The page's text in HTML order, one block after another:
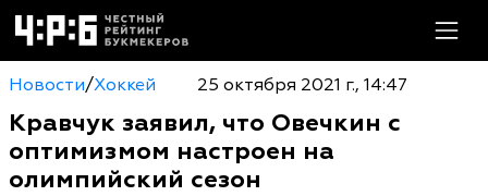
Новости/Хоккей 25 октября 2021 г., 14:47
Кравчук заявил, что Овечкин с
оптимизмом настроен на
олимпийский сезон